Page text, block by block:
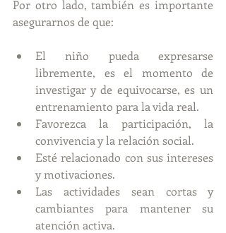
Por otro lado, también es importante
asegurarnos de que:
El niño pueda expresarse
libremente, es el momento de
investigar y de equivocarse, es un
entrenamiento para la vida real.
Favorezca la participación, la
convivencia y la relación social.
Esté relacionado con sus intereses
y motivaciones.
Las actividades sean cortas y
cambiantes para mantener su
atención activa.